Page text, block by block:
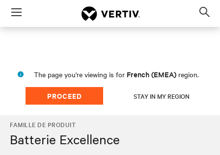
Menu
The page you're viewing is for French (EMEA) region.
PROCEED STAY IN MY REGION
FAMILLE DE PRODUIT
Batterie Excellence